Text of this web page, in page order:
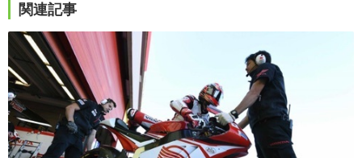
関連記事